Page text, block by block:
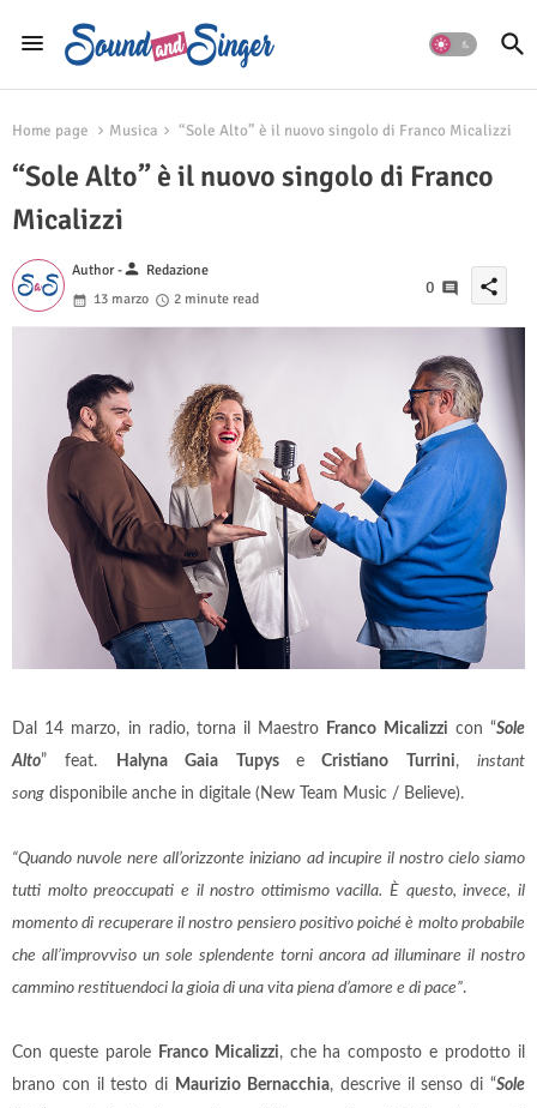
Home page Musica “Sole Alto” è il nuovo singolo di Franco Micalizzi
“Sole Alto” è il nuovo singolo di Franco
Micalizzi
Author -person Redazione
13 marzo
2 minute read
0 share
Dal 14 marzo, in radio, torna il Maestro Franco Micalizzi con “Sole
Alto” feat. Halyna Gaia Tupys eCristiano Turrini, instant
song disponibile anche in digitale (New Team Music / Believe).
“Quando nuvole nere all’orizzonte iniziano ad incupire il nostro cielo siamo
tutti molto preoccupati e il nostro ottimismo vacilla. È questo, invece, il
momento di recuperare il nostro pensiero positivo poiché è molto probabile
che all’improvviso un sole splendente torni ancora ad illuminare il nostro
cammino restituendoci la gioia di una vita piena d’amore e di pace”.
Con queste parole Franco Micalizzi, che ha composto e prodotto il
brano con il testo di Maurizio Bernacchia, descrive il senso di “Sole